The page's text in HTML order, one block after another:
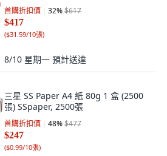
首購折扣價 32%$617
$417
($31.59/10張)
8/10 星期一 預計送達
三星 SS Paper A4 紙 80g 1 盒 (2500
張) SSpaper, 2500張
首購折扣價 48%$477
$247
($0.99/10張)